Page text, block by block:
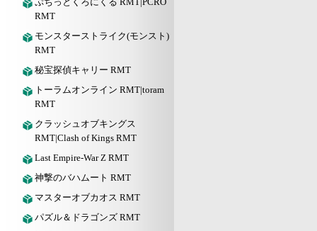
RMT
モンスターストライク(モンスト)
RMT
秘宝探偵キャリー RMT
トーラムオンライン RMT|toram
RMT
クラッシュオブキングス
RMT|Clash of Kings RMT
Last Empire-War Z RMT
神撃のバハムート RMT
マスターオブカオス RMT
パズル＆ドラゴンズ RMT